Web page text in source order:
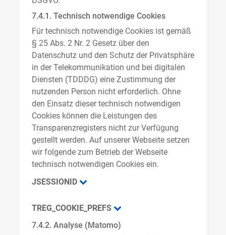
7.4.1. Technisch notwendige Cookies
Für technisch notwendige Cookies ist gemäß
§ 25 Abs. 2 Nr. 2 Gesetz über den
Datenschutz und den Schutz der Privatsphäre
in der Telekommunikation und bei digitalen
Diensten (TDDDG) eine Zustimmung der
nutzenden Person nicht erforderlich. Ohne
den Einsatz dieser technisch notwendigen
Cookies können die Leistungen des
Transparenzregisters nicht zur Verfügung
gestellt werden. Auf unserer Webseite setzen
wir folgende zum Betrieb der Webseite
technisch notwendigen Cookies ein.
JSESSIONID
TREG_COOKIE_PREFS
7.4.2. Analyse (Matomo)